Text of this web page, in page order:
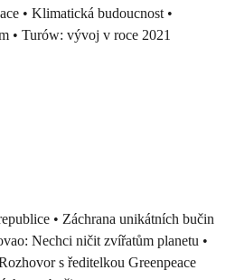
• Klimatická budoucnost •
• Turów: vývoj v roce 2021
• Záchrana unikátních bučin
Nechci ničit zvířatům planetu •
s ředitelkou Greenpeace